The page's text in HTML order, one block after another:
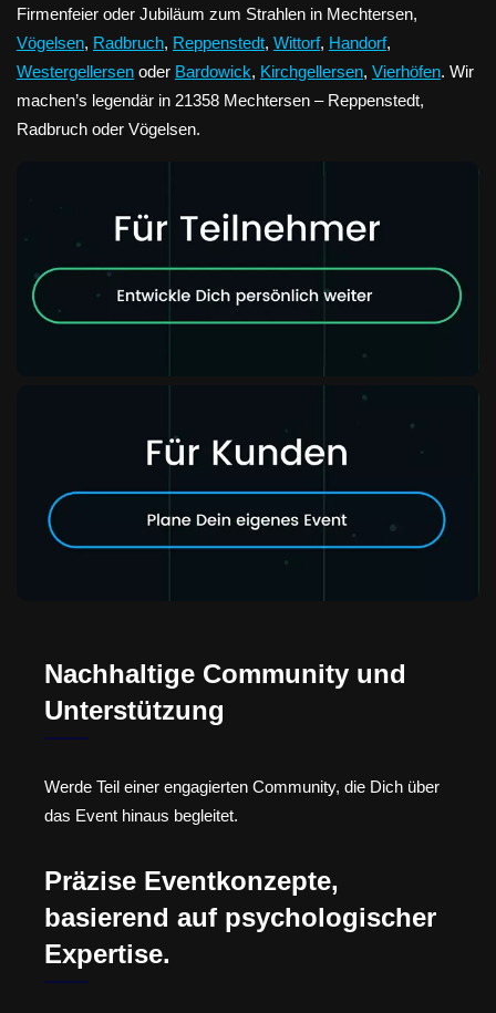
Firmenfeier oder Jubiläum zum Strahlen in Mechtersen,
Vögelsen, Radbruch, Reppenstedt, Wittorf, Handorf,
Westergellersen oder Bardowick, Kirchgellersen, Vierhöfen. Wir
machen’s legendär in 21358 Mechtersen – Reppenstedt,
Radbruch oder Vögelsen.
Nachhaltige Community und
Unterstützung
Werde Teil einer engagierten Community, die Dich über
das Event hinaus begleitet.
Präzise Eventkonzepte,
basierend auf psychologischer
Expertise.